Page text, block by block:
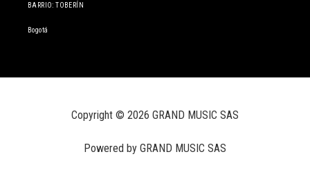
BARRIO: TOBERÍN
Bogotá
Copyright © 2026 GRAND MUSIC SAS
Powered by GRAND MUSIC SAS